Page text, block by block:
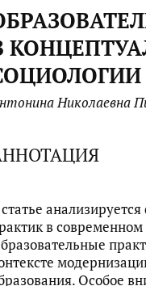
Николаевна
в современном
Особое